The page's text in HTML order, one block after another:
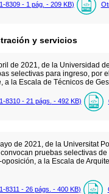
8309 - 1 pág. - 209 KB)
y servicios
de 2021, de la Universidad
selectivas para ingreso, por
a la Escala de Técnicos de
8310 - 21 págs. - 492 KB)
de 2021, de la Universitat
pruebas selectivas de
a la Escala de
8311 - 26 págs. - 400 KB)